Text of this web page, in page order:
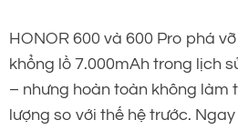
HONOR 600 và 600 Pro phá
khổng lồ 7.000mAh trong lịch
– nhưng hoàn toàn không làm
lượng so với thế hệ trước.